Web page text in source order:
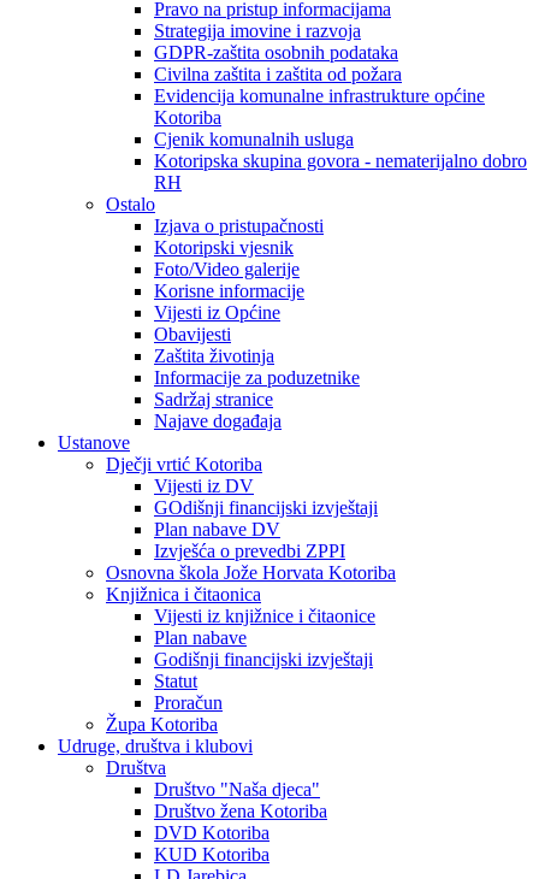
Pravo na pristup informacijama
Strategija imovine i razvoja
GDPR-zaštita osobnih podataka
Civilna zaštita i zaštita od požara
Evidencija komunalne infrastrukture općine
Kotoriba
Cjenik komunalnih usluga
Kotoripska skupina govora - nematerijalno dobro
RH
Ostalo
Izjava o pristupačnosti
Kotoripski vjesnik
Foto/Video galerije
Korisne informacije
Vijesti iz Općine
Obavijesti
Zaštita životinja
Informacije za poduzetnike
Sadržaj stranice
Najave događaja
Ustanove
Dječji vrtić Kotoriba
Vijesti iz DV
GOdišnji financijski izvještaji
Plan nabave DV
Izvješća o prevedbi ZPPI
Osnovna škola Jože Horvata Kotoriba
Knjižnica i čitaonica
Vijesti iz knjižnice i čitaonice
Plan nabave
Godišnji financijski izvještaji
Statut
Proračun
Župa Kotoriba
Udruge, društva i klubovi
Društva
Društvo "Naša djeca"
Društvo žena Kotoriba
DVD Kotoriba
KUD Kotoriba